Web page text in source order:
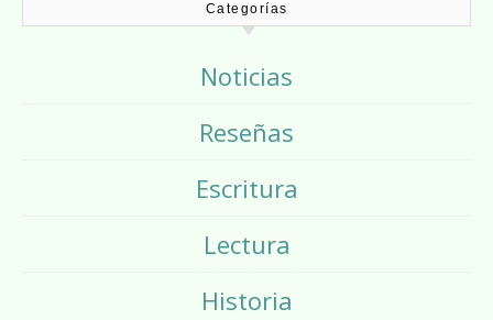
Categorías
Noticias
Reseñas
Escritura
Lectura
Historia